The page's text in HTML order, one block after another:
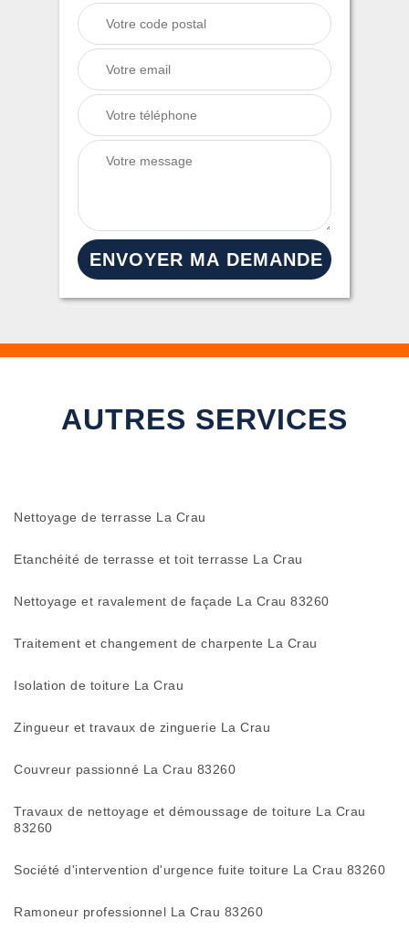
AUTRES SERVICES
Nettoyage de terrasse La Crau
Etanchéité de terrasse et toit terrasse La Crau
Nettoyage et ravalement de façade La Crau 83260
Traitement et changement de charpente La Crau
Isolation de toiture La Crau
Zingueur et travaux de zinguerie La Crau
Couvreur passionné La Crau 83260
Travaux de nettoyage et démoussage de toiture La Crau
83260
Société d'intervention d'urgence fuite toiture La Crau 83260
Ramoneur professionnel La Crau 83260